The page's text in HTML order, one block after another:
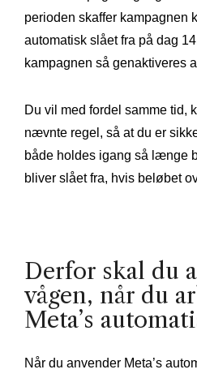
perioden skaffer kampagnen
automatisk slået fra på dag
kampagnen så genaktiveres
Du vil med fordel samme tid,
nævnte regel, så at du er
både holdes igang så længe
bliver slået fra, hvis beløbet
Derfor skal du
vågen, når du
Meta’s
Når du anvender Meta’s